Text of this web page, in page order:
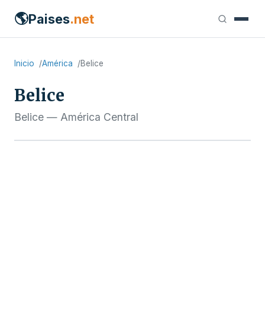
🌎Paises.net
Inicio América Belice
Belice
Belice — América Central